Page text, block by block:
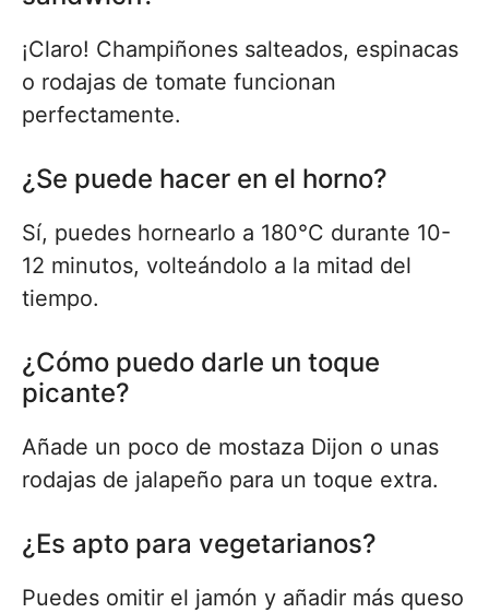
¡Claro! Champiñones salteados, espinacas
o rodajas de tomate funcionan
perfectamente.
¿Se puede hacer en el horno?
Sí, puedes hornearlo a 180°C durante 10-
12 minutos, volteándolo a la mitad del
tiempo.
¿Cómo puedo darle un toque
picante?
Añade un poco de mostaza Dijon o unas
rodajas de jalapeño para un toque extra.
¿Es apto para vegetarianos?
Puedes omitir el jamón y añadir más queso